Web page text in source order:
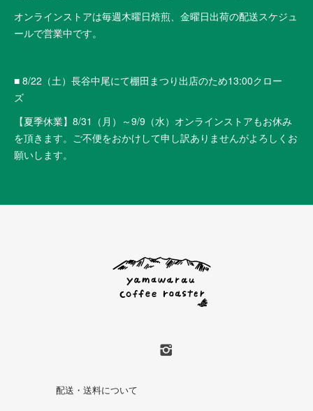
オンラインストアは毎週木曜日焙煎、金曜日出荷の配送スケジュ
ールで営業中です。
■ 8/22（土）長谷中尾にて棚田まつり出店のため13:00クロー
ズ
【夏季休業】8/31（月）～9/9（水）オンラインストアもお休み
を頂きます。ご不便をおかけして申し訳ありませんがよろしくお
願いします。
配送・送料について